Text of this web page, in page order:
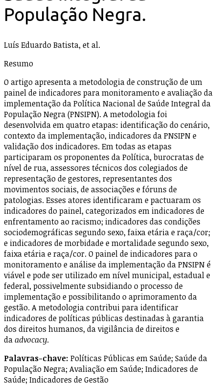
População Negra.
Luís Eduardo Batista, et al.
Resumo
O artigo apresenta a metodologia de construção de um
painel de indicadores para monitoramento e avaliação da
implementação da Política Nacional de Saúde Integral da
População Negra (PNSIPN). A metodologia foi
desenvolvida em quatro etapas: identificação do cenário,
contexto da implementação, indicadores da PNSIPN e
validação dos indicadores. Em todas as etapas
participaram os proponentes da Política, burocratas de
nível de rua, assessores técnicos dos colegiados de
representação de gestores, representantes dos
movimentos sociais, de associações e fóruns de
patologias. Esses atores identificaram e pactuaram os
indicadores do painel, categorizados em indicadores de
enfrentamento ao racismo; indicadores das condições
sociodemográficas segundo sexo, faixa etária e raça/cor;
e indicadores de morbidade e mortalidade segundo sexo,
faixa etária e raça/cor. O painel de indicadores para o
monitoramento e análise da implementação da PNSIPN é
viável e pode ser utilizado em nível municipal, estadual e
federal, possivelmente subsidiando o processo de
implementação e possibilitando o aprimoramento da
gestão. A metodologia contribui para identificar
indicadores de políticas públicas destinadas à garantia
dos direitos humanos, da vigilância de direitos e
daadvocacy.
Palavras-chave: Políticas Públicas em Saúde; Saúde da
População Negra; Avaliação em Saúde; Indicadores de
Saúde; Indicadores de Gestão